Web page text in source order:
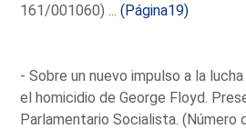
161/001060) ...(Página19)
- Sobre un nuevo impulso a la
el homicidio de George Floyd.
Parlamentario Socialista. (Número